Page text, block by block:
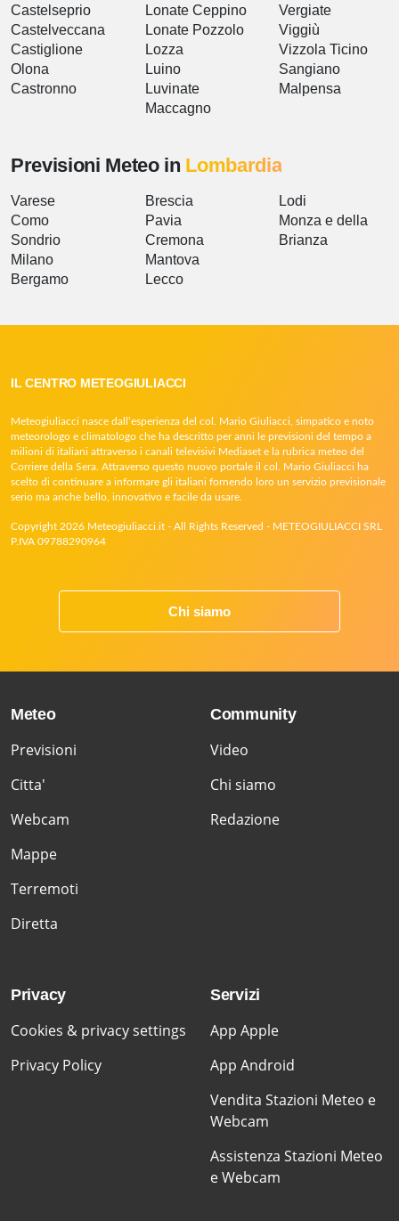
Castelseprio
Castelveccana
Castiglione
Olona
Castronno
Lonate Ceppino
Lonate Pozzolo
Lozza
Luino
Luvinate
Maccagno
Vergiate
Viggiù
Vizzola Ticino
Sangiano
Malpensa
Previsioni Meteo in Lombardia
Varese
Como
Sondrio
Milano
Bergamo
Brescia
Pavia
Cremona
Mantova
Lecco
Lodi
Monza e della
Brianza
IL CENTRO METEOGIULIACCI
Meteogiuliacci nasce dall’esperienza del col. Mario Giuliacci, simpatico e noto
meteorologo e climatologo che ha descritto per anni le previsioni del tempo a
milioni di italiani attraverso i canali televisivi Mediaset e la rubrica meteo del
Corriere della Sera. Attraverso questo nuovo portale il col. Mario Giuliacci ha
scelto di continuare a informare gli italiani fornendo loro un servizio previsionale
serio ma anche bello, innovativo e facile da usare.
Copyright 2026 Meteogiuliacci.it - All Rights Reserved - METEOGIULIACCI SRL
P.IVA 09788290964
Chi siamo
Meteo
Previsioni
Citta'
Webcam
Mappe
Terremoti
Diretta
Community
Video
Chi siamo
Redazione
Privacy
Cookies & privacy settings
Privacy Policy
Servizi
App Apple
App Android
Vendita Stazioni Meteo e
Webcam
Assistenza Stazioni Meteo
e Webcam